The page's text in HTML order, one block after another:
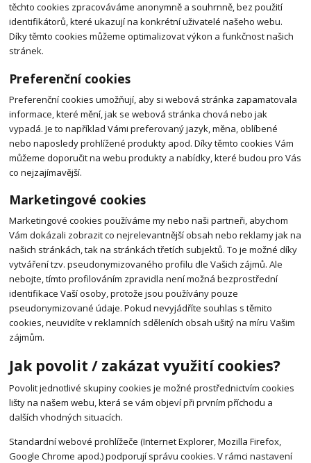
těchto cookies zpracováváme anonymně a souhrnně, bez použití
identifikátorů, které ukazují na konkrétní uživatelé našeho webu.
Díky těmto cookies můžeme optimalizovat výkon a funkčnost našich
stránek.
Preferenční cookies
Preferenční cookies umožňují, aby si webová stránka zapamatovala
informace, které mění, jak se webová stránka chová nebo jak
vypadá. Je to například Vámi preferovaný jazyk, měna, oblíbené
nebo naposledy prohlížené produkty apod. Díky těmto cookies Vám
můžeme doporučit na webu produkty a nabídky, které budou pro Vás
co nejzajímavější.
Marketingové cookies
Marketingové cookies používáme my nebo naši partneři, abychom
Vám dokázali zobrazit co nejrelevantnější obsah nebo reklamy jak na
našich stránkách, tak na stránkách třetích subjektů. To je možné díky
vytváření tzv. pseudonymizovaného profilu dle Vašich zájmů. Ale
nebojte, tímto profilováním zpravidla není možná bezprostřední
identifikace Vaší osoby, protože jsou používány pouze
pseudonymizované údaje. Pokud nevyjádříte souhlas s těmito
cookies, neuvidíte v reklamních sděleních obsah ušitý na míru Vašim
zájmům.
Jak povolit / zakázat využití cookies?
Povolit jednotlivé skupiny cookies je možné prostřednictvím cookies
lišty na našem webu, která se vám objeví při prvním příchodu a
dalších vhodných situacích.
Standardní webové prohlížeče (Internet Explorer, Mozilla Firefox,
Google Chrome apod.) podporují správu cookies. V rámci nastavení